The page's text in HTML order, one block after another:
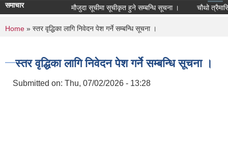
समाचार मौजुदा सूचीमा सूचीकृत हुने सम्बन्धि सूचना । चौथो त्रैमासिक
You are here
Home » स्तर वृद्धिका लागि निवेदन पेश गर्ने सम्बन्धि सूचना ।
स्तर वृद्धिका लागि निवेदन पेश गर्ने सम्बन्धि सूचना ।
Submitted on: Thu, 07/02/2026 - 13:28